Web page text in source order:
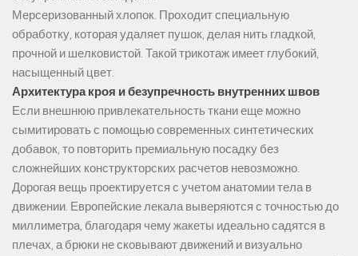
Мерсеризованный хлопок. Проходит специальную
обработку, которая удаляет пушок, делая нить гладкой,
прочной и шелковистой. Такой трикотаж имеет глубокий,
насыщенный цвет.
Архитектура кроя и безупречность внутренних швов
Если внешнюю привлекательность ткани еще можно
сымитировать с помощью современных синтетических
добавок, то повторить премиальную посадку без
сложнейших конструкторских расчетов невозможно.
Дорогая вещь проектируется с учетом анатомии тела в
движении. Европейские лекала выверяются с точностью до
миллиметра, благодаря чему жакеты идеально садятся в
плечах, а брюки не сковывают движений и визуально